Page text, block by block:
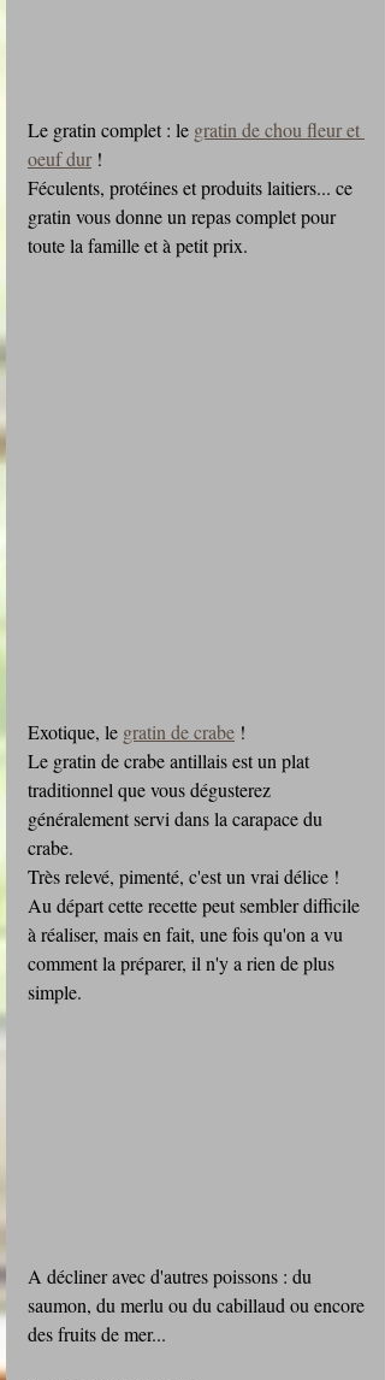
Le gratin complet : le gratin de chou fleur et
oeuf dur !
Féculents, protéines et produits laitiers... ce
gratin vous donne un repas complet pour
toute la famille et à petit prix.
Exotique, le gratin de crabe !
Le gratin de crabe antillais est un plat
traditionnel que vous dégusterez
généralement servi dans la carapace du
crabe.
Très relevé, pimenté, c'est un vrai délice !
Au départ cette recette peut sembler difficile
à réaliser, mais en fait, une fois qu'on a vu
comment la préparer, il n'y a rien de plus
simple.
A décliner avec d'autres poissons : du
saumon, du merlu ou du cabillaud ou encore
des fruits de mer...